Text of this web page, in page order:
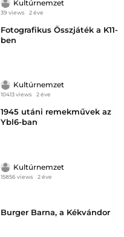
Kultúrnemzet
39 views 2 éve
Fotografikus Összjáték a K11-
ben
Kultúrnemzet
10413 views 2 éve
1945 utáni remekművek az
Ybl6-ban
Kultúrnemzet
15856 views 2 éve
Burger Barna, a Kékvándor